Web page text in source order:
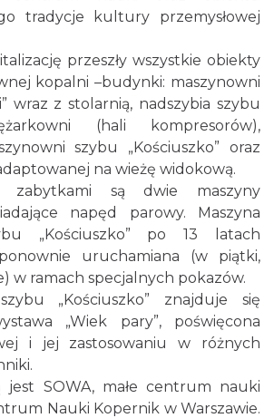
tradycje kultury przemysłowej
przeszły wszystkie obiekty
kopalni –budynki: maszynowni
wraz z stolarnią, nadszybia szybu
(hali kompresorów),
szybu „Kościuszko” oraz
na wieżę widokową.
zabytkami są dwie maszyny
napęd parowy. Maszyna
„Kościuszko” po 13 latach
uruchamiana (w piątki,
w ramach specjalnych pokazów.
„Kościuszko” znajduje się
„Wiek pary”, poświęcona
i jej zastosowaniu w różnych
jest SOWA, małe centrum nauki
Nauki Kopernik w Warszawie.